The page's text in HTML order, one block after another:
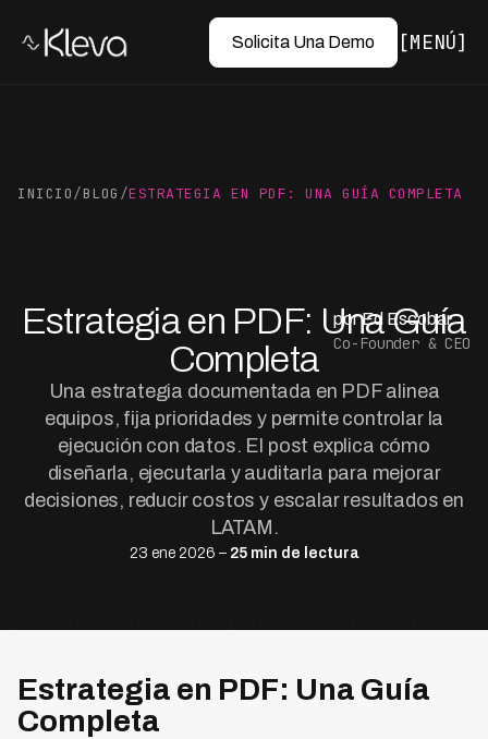
Solicita Una Demo MENÚ
INICIO/BLOG /ESTRATEGIA EN PDF: UNA GUÍA COMPLETA
Estrategia en PDF: Una Guía
Completa
Una estrategia documentada en PDF alinea
equipos, fija prioridades y permite controlar la
ejecución con datos. El post explica cómo
diseñarla, ejecutarla y auditarla para mejorar
decisiones, reducir costos y escalar resultados en
LATAM.
23 ene 2026 – 25 min de lectura
por Ed Escobar
Co-Founder & CEO
Estrategia en PDF: Una Guía
Completa